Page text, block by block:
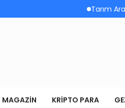
Tarım
MAGAZIN KRIPTO PARA